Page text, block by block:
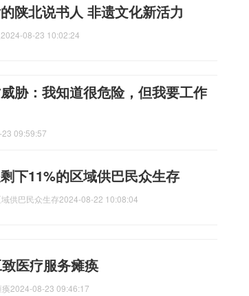
陕北说书人 非遗文化新活力
2024-08-23 10:02:24
胁：我知道很危险，但我要工作
09:59:57
下11%的区域供巴民众生存
供巴民众生存2024-08-22 10:08:04
医疗服务瘫痪
2024-08-23 09:46:17